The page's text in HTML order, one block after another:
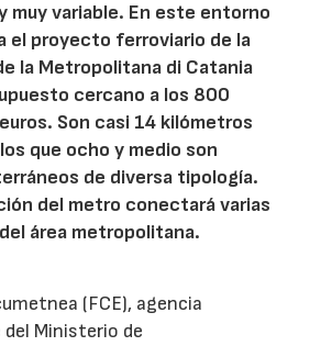
muy variable. En este entorno
el proyecto ferroviario de la
la Metropolitana di Catania
cercano a los 800
Son casi 14 kilómetros
que ocho y medio son
de diversa tipología.
del metro conectará varias
área metropolitana.
(FCE), agencia
Ministerio de